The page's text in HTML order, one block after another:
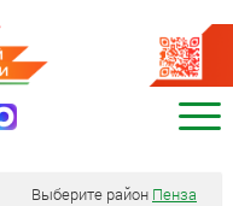
Выберите район Пенза